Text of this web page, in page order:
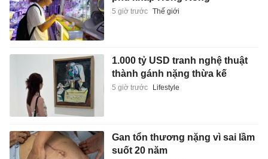
5 giờ trước Thế giới
1.000 tỷ USD tranh nghệ thuật
thành gánh nặng thừa kế
5 giờ trước Lifestyle
Gan tổn thương nặng vì sai lầm
suốt 20 năm